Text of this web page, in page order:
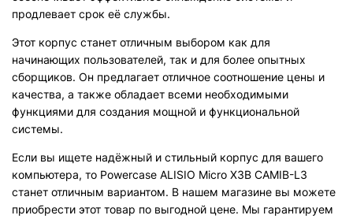
продлевает срок её службы.
Этот корпус станет отличным выбором как для
начинающих пользователей, так и для более опытных
сборщиков. Он предлагает отличное соотношение цены и
качества, а также обладает всеми необходимыми
функциями для создания мощной и функциональной
системы.
Если вы ищете надёжный и стильный корпус для вашего
компьютера, то Powercase ALISIO Micro X3B CAMIB-L3
станет отличным вариантом. В нашем магазине вы можете
приобрести этот товар по выгодной цене. Мы гарантируем